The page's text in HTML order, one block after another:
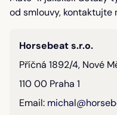
od smlouvy, kontaktujte
Horsebeat s.r.o.
Příčná 1892/4, Nové
110 00 Praha 1
Email: